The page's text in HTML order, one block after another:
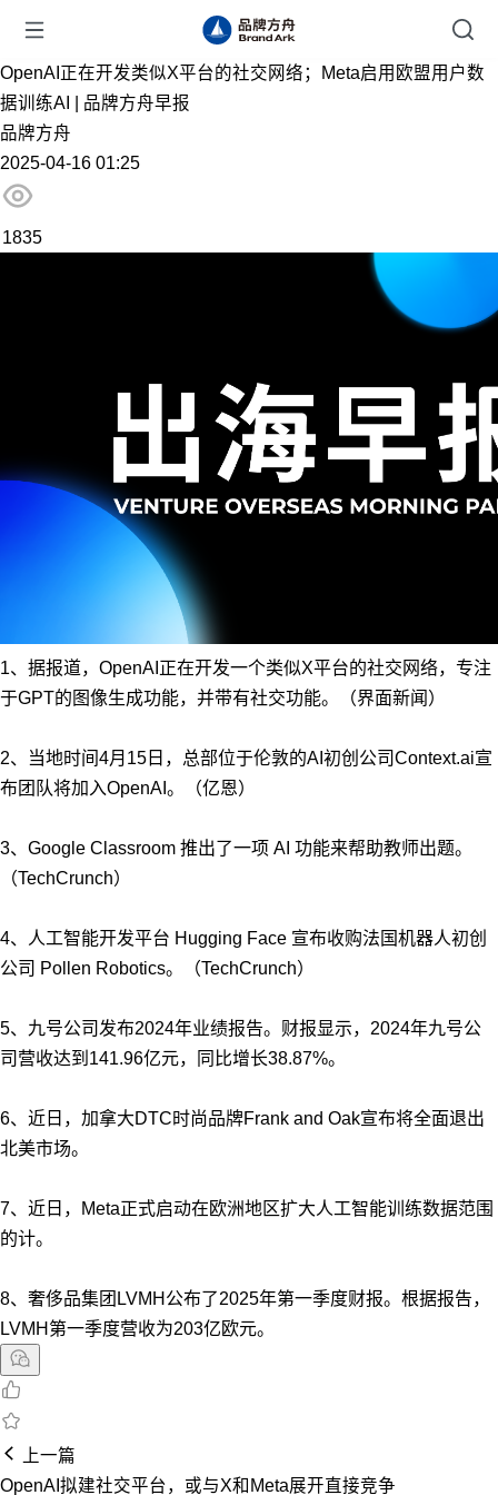
OpenAI正在开发类似X平台的社交网络；Meta启用欧盟用户数
据训练AI | 品牌方舟早报
品牌方舟
2025-04-16 01:25
1835
1、据报道，OpenAI正在开发一个类似X平台的社交网络，专注
于GPT的图像生成功能，并带有社交功能。（界面新闻）
2、当地时间4月15日，总部位于伦敦的AI初创公司Context.ai宣
布团队将加入OpenAI。（亿恩）
3、Google Classroom 推出了一项 AI 功能来帮助教师出题。
（TechCrunch）
4、人工智能开发平台 Hugging Face 宣布收购法国机器人初创
公司 Pollen Robotics。（TechCrunch）
5、九号公司发布2024年业绩报告。财报显示，2024年九号公
司营收达到141.96亿元，同比增长38.87%。
6、近日，加拿大DTC时尚品牌Frank and Oak宣布将全面退出
北美市场。
7、近日，Meta正式启动在欧洲地区扩大人工智能训练数据范围
的计。
8、奢侈品集团LVMH公布了2025年第一季度财报。根据报告，
LVMH第一季度营收为203亿欧元。
上一篇
OpenAI拟建社交平台，或与X和Meta展开直接竞争